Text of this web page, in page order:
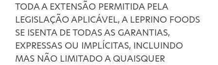
TODA A EXTENSÃO PERMITIDA PELA
LEGISLAÇÃO APLICÁVEL, A LEPRINO FOODS
SE ISENTA DE TODAS AS GARANTIAS,
EXPRESSAS OU IMPLÍCITAS, INCLUINDO
MAS NÃO LIMITADO A QUAISQUER